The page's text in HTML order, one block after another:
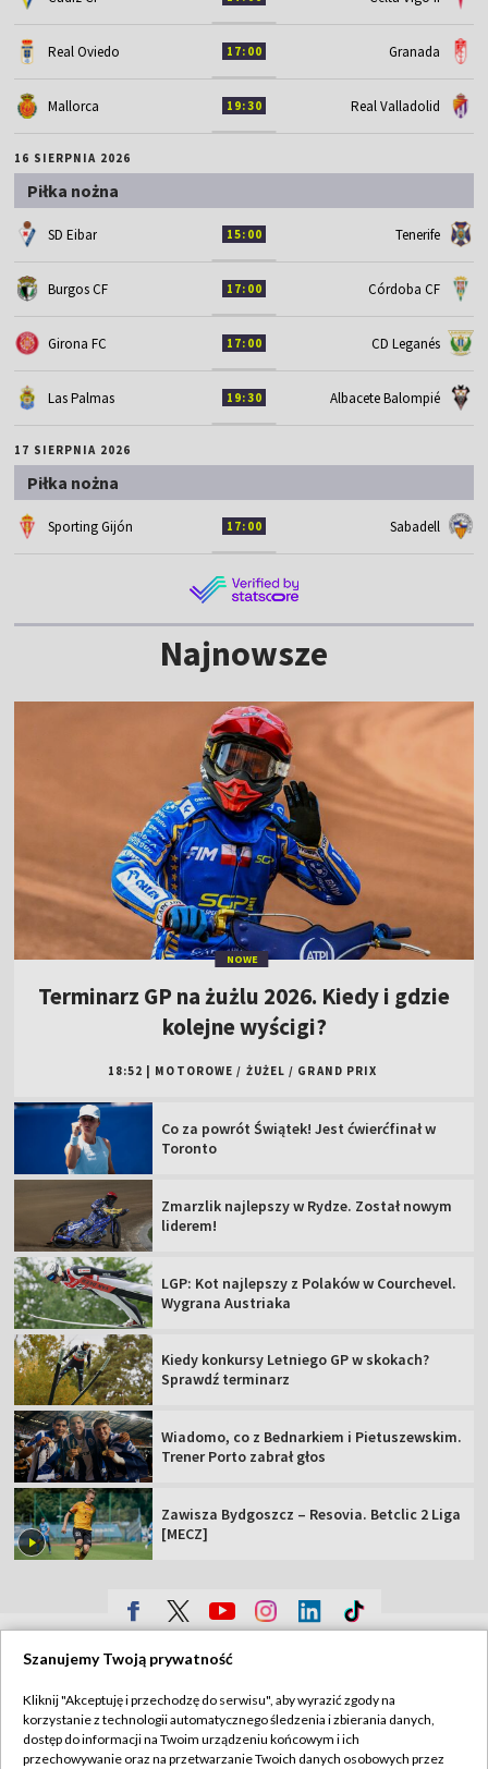
Real Oviedo 17:00 Granada
Mallorca 19:30 Real Valladolid
16 SIERPNIA 2026
Piłka nożna
SD Eibar 15:00 Tenerife
Burgos CF 17:00 Córdoba CF
Girona FC 17:00 CD Leganés
Las Palmas 19:30 Albacete Balompié
17 SIERPNIA 2026
Piłka nożna
Sporting Gijón 17:00 Sabadell
Najnowsze
NOWE
Terminarz GP na żużlu 2026. Kiedy i gdzie
kolejne wyścigi?
18:52 MOTOROWE / ŻUŻEL / GRAND PRIX
Co za powrót Świątek! Jest ćwierćfinał w
Toronto
Zmarzlik najlepszy w Rydze. Został nowym
liderem!
LGP: Kot najlepszy z Polaków w Courchevel.
Wygrana Austriaka
Kiedy konkursy Letniego GP w skokach?
Sprawdź terminarz
Wiadomo, co z Bednarkiem i Pietuszewskim.
Trener Porto zabrał głos
Zawisza Bydgoszcz – Resovia. Betclic 2 Liga
[MECZ]
Sklep TVP
Biuro Reklamy
Polityka prywatności
Moje zgody
Szanujemy Twoją prywatność
Kliknij "Akceptuję i przechodzę do serwisu", aby wyrazić zgody na
korzystanie z technologii automatycznego śledzenia i zbierania danych,
dostęp do informacji na Twoim urządzeniu końcowym i ich
przechowywanie oraz na przetwarzanie Twoich danych osobowych przez